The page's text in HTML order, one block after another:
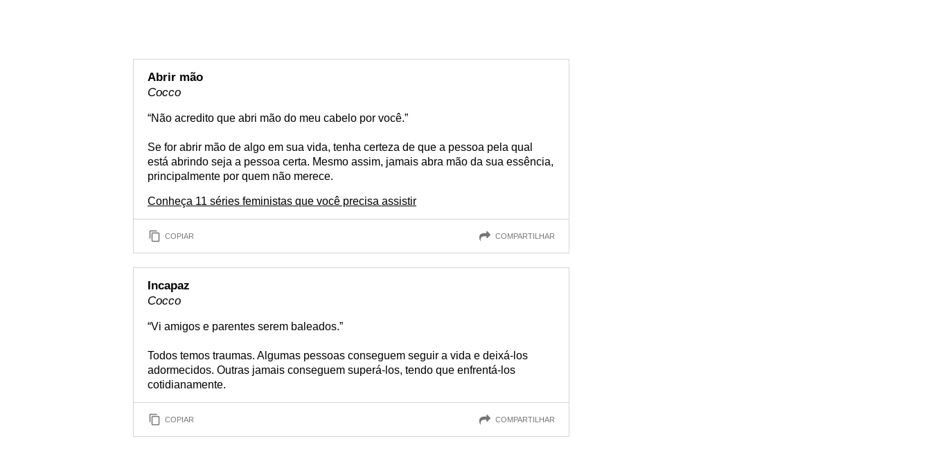
Abrir mão
Cocco
“Não acredito que abri mão do meu cabelo por você.”
Se for abrir mão de algo em sua vida, tenha certeza de que a pessoa pela qual
está abrindo seja a pessoa certa. Mesmo assim, jamais abra mão da sua essência,
principalmente por quem não merece.
Conheça 11 séries feministas que você precisa assistir
COPIAR COMPARTILHAR
Incapaz
Cocco
“Vi amigos e parentes serem baleados.”
Todos temos traumas. Algumas pessoas conseguem seguir a vida e deixá-los
adormecidos. Outras jamais conseguem superá-los, tendo que enfrentá-los
cotidianamente.
COPIAR COMPARTILHAR